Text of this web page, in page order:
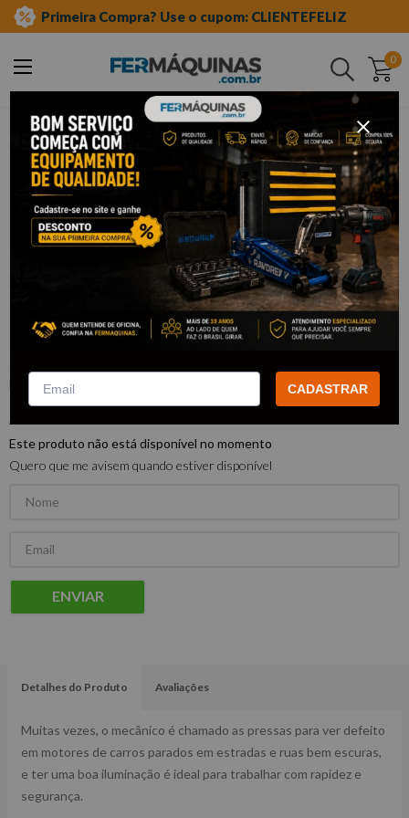
Primeira Compra? Use o cupom: CLIENTEFELIZ
0
Buscar
equipamento auto center
acessórios para oficina
luminárias e pendentes
Cordão de luz LED plug tomada bivolt.
- SUPERSAFE
:51515
SUPERSAFE
Este produto não está disponível no momento
Quero que me avisem quando estiver disponível
ENVIAR
Detalhes do Produto Avaliações
Muitas vezes, o mecânico é chamado as pressas para ver defeito
em motores de carros parados em estradas e ruas bem escuras,
e ter uma boa iluminação é ideal para trabalhar com rapidez e
segurança.
CADASTRAR